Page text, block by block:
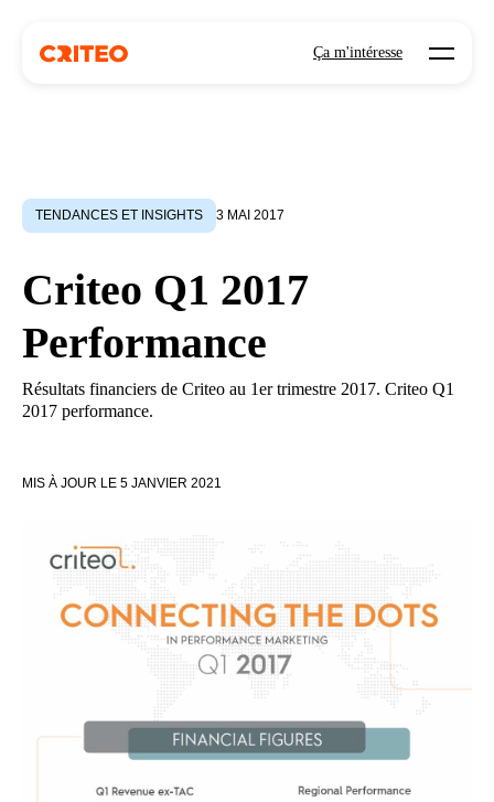
Ça m'intéresse Open
TENDANCES ET INSIGHTS 3 MAI 2017
Criteo Q1 2017
Performance
Résultats financiers de Criteo au 1er trimestre 2017. Criteo Q1
2017 performance.
MIS À JOUR LE 5 JANVIER 2021